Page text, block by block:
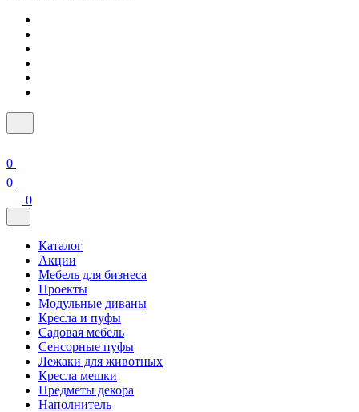
0
0
0
Каталог
Акции
Мебель для бизнеса
Проекты
Модульные диваны
Кресла и пуфы
Садовая мебель
Сенсорные пуфы
Лежаки для животных
Кресла мешки
Предметы декора
Наполнитель